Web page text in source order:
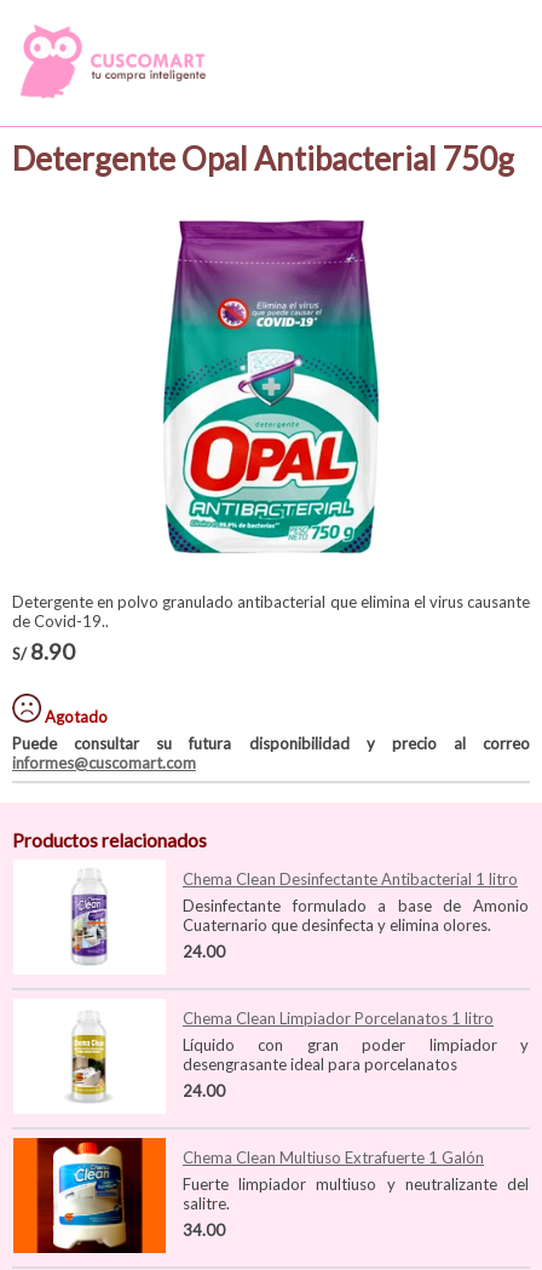
Detergente Opal Antibacterial 750g
Detergente en polvo granulado antibacterial que elimina el virus causante
de Covid-19..
S/8.90
Agotado
Puede consultar su futura disponibilidad y precio al correo
informes@cuscomart.com
Productos relacionados
Chema Clean Desinfectante Antibacterial 1 litro
Desinfectante formulado a base de Amonio
Cuaternario que desinfecta y elimina olores.
24.00
Chema Clean Limpiador Porcelanatos 1 litro
Líquido con gran poder limpiador y
desengrasante ideal para porcelanatos
24.00
Chema Clean Multiuso Extrafuerte 1 Galón
Fuerte limpiador multiuso y neutralizante del
salitre.
34.00